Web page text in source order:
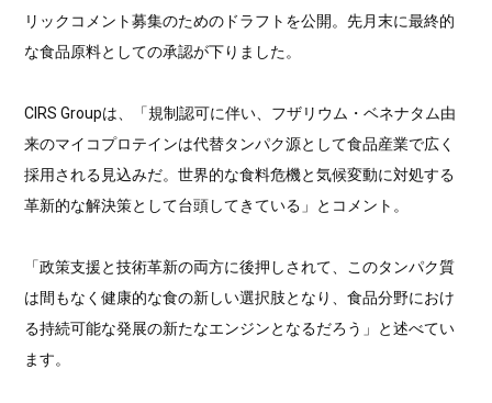
リックコメント募集のためのドラフトを公開。先月末に最終的
な食品原料としての承認が下りました。
CIRS Groupは、「規制認可に伴い、フザリウム・ベネナタム由
来のマイコプロテインは代替タンパク源として食品産業で広く
採用される見込みだ。世界的な食料危機と気候変動に対処する
革新的な解決策として台頭してきている」とコメント。
「政策支援と技術革新の両方に後押しされて、このタンパク質
は間もなく健康的な食の新しい選択肢となり、食品分野におけ
る持続可能な発展の新たなエンジンとなるだろう」と述べてい
ます。